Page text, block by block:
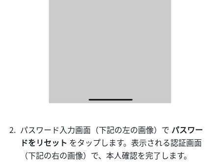
パスワード入力画面（下記の左の画像）で パスワー
ドをリセット をタップします。表示される認証画面
（下記の右の画像）で、本人確認を完了します。